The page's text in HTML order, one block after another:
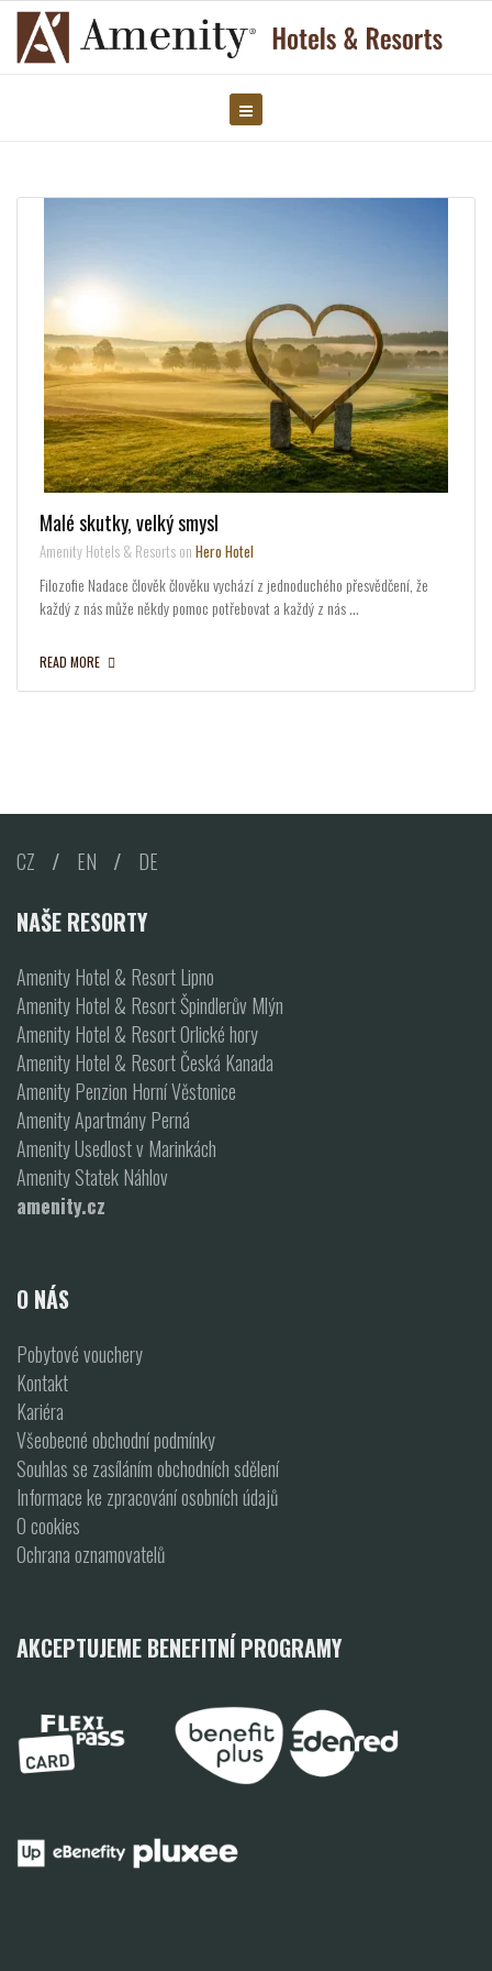
Malé skutky, velký smysl
Amenity Hotels & Resorts on Hero Hotel
Filozofie Nadace člověk člověku vychází z jednoduchého přesvědčení, že
každý z nás může někdy pomoc potřebovat a každý z nás …
READ MORE
CZ / EN / DE
NAŠE RESORTY
Amenity Hotel & Resort Lipno
Amenity Hotel & Resort Špindlerův Mlýn
Amenity Hotel & Resort Orlické hory
Amenity Hotel & Resort Česká Kanada
Amenity Penzion Horní Věstonice
Amenity Apartmány Perná
Amenity Usedlost v Marinkách
Amenity Statek Náhlov
amenity.cz
O NÁS
Pobytové vouchery
Kontakt
Kariéra
Všeobecné obchodní podmínky
Souhlas se zasíláním obchodních sdělení
Informace ke zpracování osobních údajů
O cookies
Ochrana oznamovatelů
AKCEPTUJEME BENEFITNÍ PROGRAMY